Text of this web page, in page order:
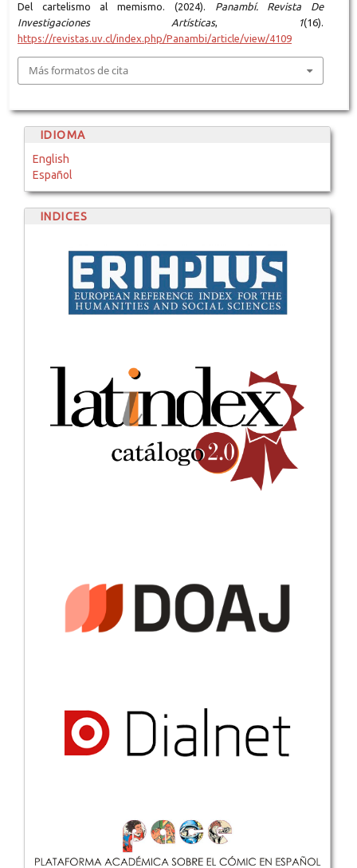
Del cartelismo al memismo. (2024).
Panambí. Revista De
Investigaciones Artísticas, 1(16).
https://revistas.uv.cl/index.php/Panambi/article/view/4109
Más formatos de cita
IDIOMA
English
Español
INDICES